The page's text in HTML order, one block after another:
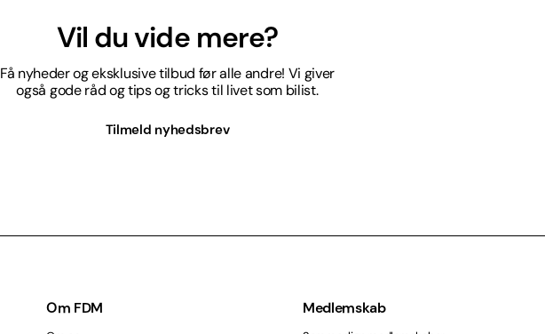
Vil du vide mere?
Få nyheder og eksklusive tilbud før alle andre! Vi giver
også gode råd og tips og tricks til livet som bilist.
Tilmeld nyhedsbrev
Om FDM Medlemskab